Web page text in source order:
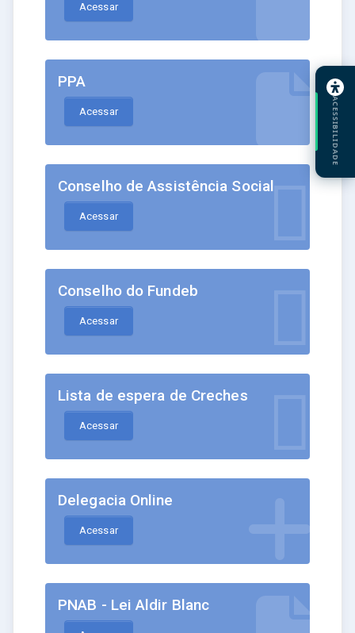
Acessar
PPA
Acessar
Conselho de Assistência Social
Acessar
Conselho do Fundeb
Acessar
Lista de espera de Creches
Acessar
Delegacia Online
Acessar
PNAB - Lei Aldir Blanc
ACESSIBILIDADE